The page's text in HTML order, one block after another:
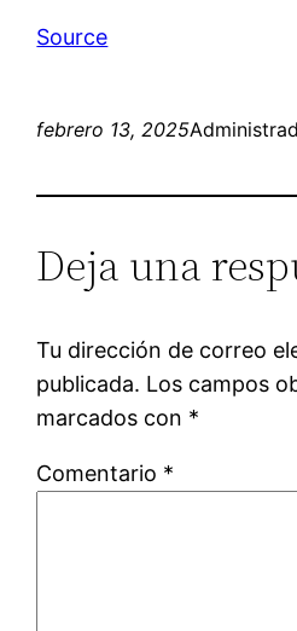
Source
febrero 13, 2025
Deja una
Tu dirección de correo
publicada. Los campos
marcados con *
Comentario *